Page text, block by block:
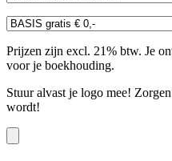
Prijzen zijn excl. 21% btw. Je
voor je boekhouding.
Stuur alvast je logo mee!
wordt!